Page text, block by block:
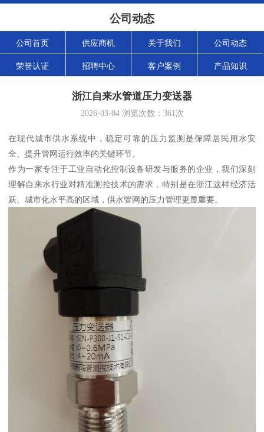
公司动态
公司首页 供应商机 关于我们 公司动态
荣誉认证 招聘中心 客户案例 产品知识
浙江自来水管道压力变送器
2026-03-04浏览次数： 361次
在现代城市供水系统中，稳定可靠的压力监测是保障居民用水安
全、提升管网运行效率的关键环节。
作为一家专注于工业自动化控制设备研发与服务的企业，我们深刻
理解自来水行业对精准测控技术的需求，特别是在浙江这样经济活
跃、城市化水平高的区域，供水管网的压力管理更显重要。